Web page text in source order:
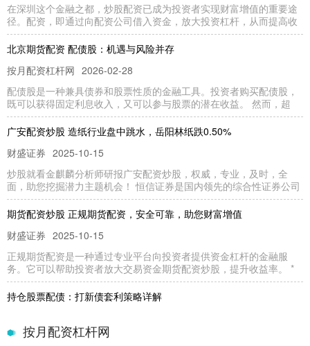
在深圳这个金融之都，炒股配资已成为投资者实现财富增值的重要途
径。配资，即通过向配资公司借入资金，放大投资杠杆，从而提高收
北京期货配资 配债股：机遇与风险并存
按月配资杠杆网 2026-02-28
配债股是一种兼具债券和股票性质的金融工具。投资者购买配债股，
既可以获得固定利息收入，又可以参与股票的潜在收益。 然而，超
广安配资炒股 造纸行业盘中跳水，岳阳林纸跌0.50%
财盛证券 2025-10-15
炒股就看金麒麟分析师研报广安配资炒股，权威，专业，及时，全
面，助您挖掘潜力主题机会！ 恒信证券是国内领先的综合性证券公司
期货配资炒股 正规期货配资，安全可靠，助您财富增值
财盛证券 2025-10-15
正规期货配资是一种通过专业平台向投资者提供资金杠杆的金融服
务。它可以帮助投资者放大交易资金期货配资炒股，提升收益率。 *
持仓股票配债：打新债套利策略详解
在A股市场，可转债打新一直是深受散户欢迎的低风险套利方式。然
按月配资杠杆网